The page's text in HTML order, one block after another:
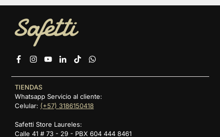
FacebookInstagram
YouTubeLinkedin
TikTok
TIENDAS
Whatsapp Servicio al cliente:
Celular: (+57) 3186150418
Safetti Store Laureles:
Calle 41 # 73 - 29 - PBX 604 444 8461